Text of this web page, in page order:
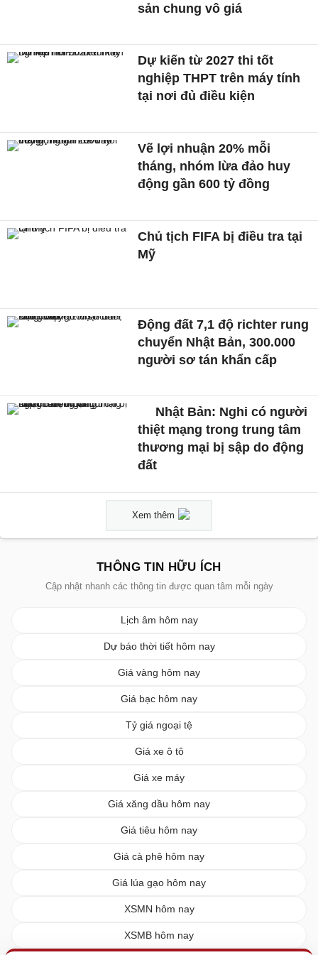
sản chung vô giá ​
Dự kiến từ 2027 thi tốt
nghiệp THPT trên máy tính
tại nơi đủ điều kiện
Vẽ lợi nhuận 20% mỗi
tháng, nhóm lừa đảo huy
động gần 600 tỷ đồng
Chủ tịch FIFA bị điều tra tại
Mỹ
Động đất 7,1 độ richter rung
chuyển Nhật Bản, 300.000
người sơ tán khẩn cấp
Nhật Bản: Nghi có người
thiệt mạng trong trung tâm
thương mại bị sập do động
đất
Xem thêm
THÔNG TIN HỮU ÍCH
Cập nhật nhanh các thông tin được quan tâm mỗi ngày
Lịch âm hôm nay
Dự báo thời tiết hôm nay
Giá vàng hôm nay
Giá bạc hôm nay
Tỷ giá ngoại tệ
Giá xe ô tô
Giá xe máy
Giá xăng dầu hôm nay
Giá tiêu hôm nay
Giá cà phê hôm nay
Giá lúa gạo hôm nay
XSMN hôm nay
XSMB hôm nay